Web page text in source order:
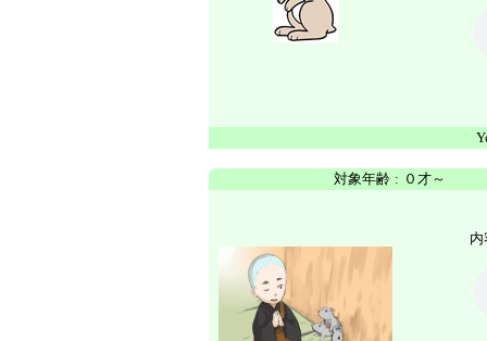
対象年齢 : ０才～